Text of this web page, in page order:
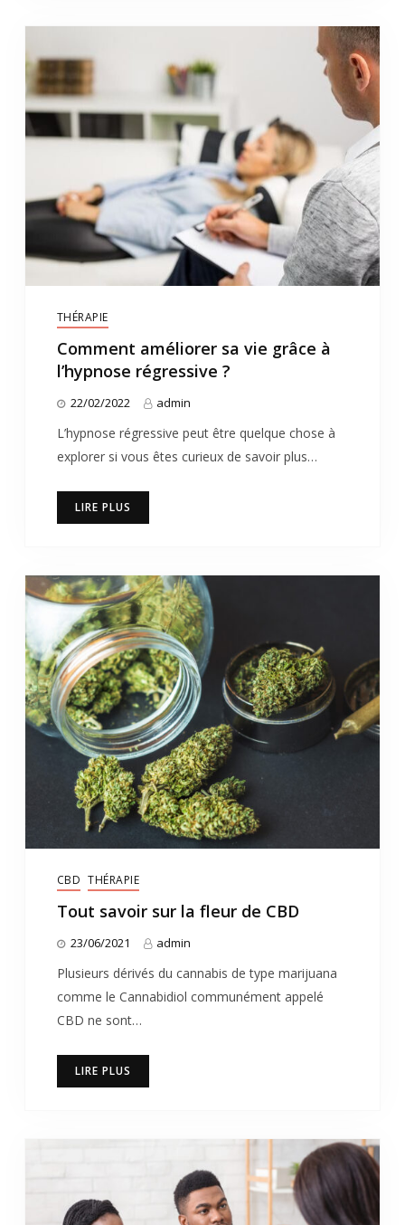
THÉRAPIE
Comment améliorer sa vie grâce à
l’hypnose régressive ?
22/02/2022 admin
L’hypnose régressive peut être quelque chose à
explorer si vous êtes curieux de savoir plus…
LIRE PLUS
CBD THÉRAPIE
Tout savoir sur la fleur de CBD
23/06/2021 admin
Plusieurs dérivés du cannabis de type marijuana
comme le Cannabidiol communément appelé
CBD ne sont…
LIRE PLUS